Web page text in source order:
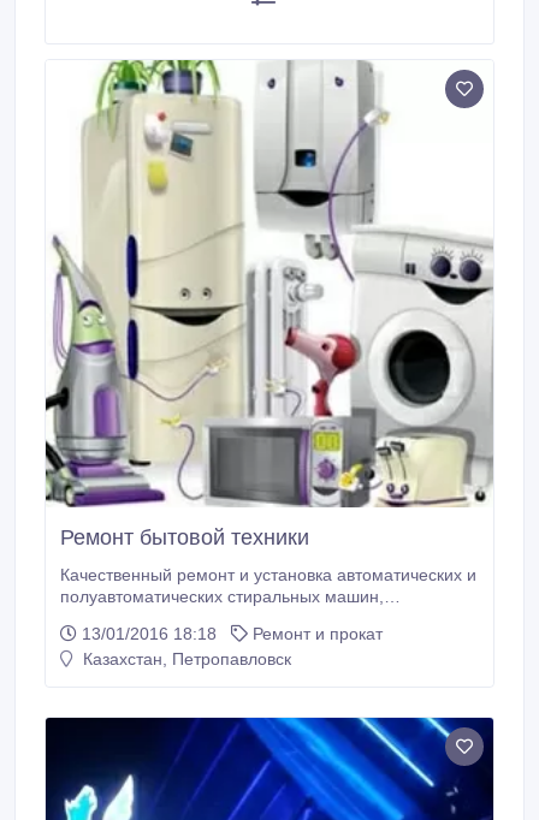
Ремонт бытовой техники
Качественный ремонт и установка автоматических и
полуавтоматических стиральных машин,
посудомоечных машин, электроплит,
электродуховок, электромясорубок, пылесосов.
Возможен выезд в районы.
13/01/2016 18:18
Ремонт и прокат
Казахстан, Петропавловск